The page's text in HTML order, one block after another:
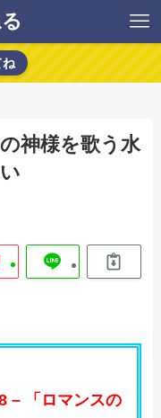
ね
神様を歌う水
– 「ロマンスの